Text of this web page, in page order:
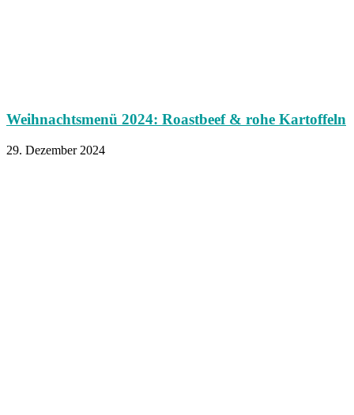
Weihnachtsmenü 2024: Roastbeef & rohe Kartoffeln
29. Dezember 2024